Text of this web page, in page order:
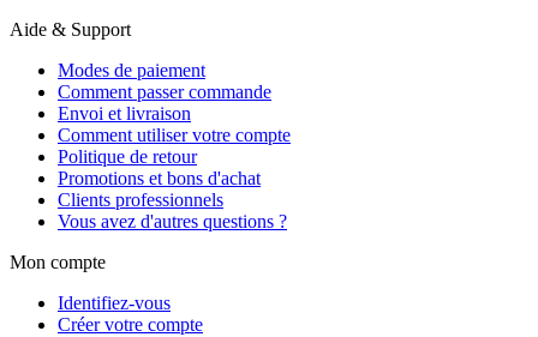
Aide & Support
Modes de paiement
Comment passer commande
Envoi et livraison
Comment utiliser votre compte
Politique de retour
Promotions et bons d'achat
Clients professionnels
Vous avez d'autres questions ?
Mon compte
Identifiez-vous
Créer votre compte